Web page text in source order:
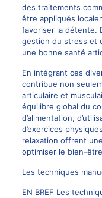
des traitements
être appliqués
favoriser la détente.
gestion du stress et
une bonne santé
En intégrant ces
contribue non
articulaire et
équilibre global du
d’alimentation,
d’exercices
relaxation offrent
optimiser le bien-
Les techniques
EN BREF Les